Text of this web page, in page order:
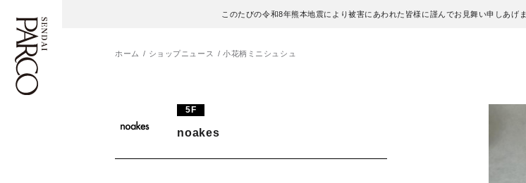
このたびの令和8年熊本地震により被害にあわれた皆様に謹んでお見舞い申しあげ
施設案内・アクセス
ホーム ショップニュース 小花柄ミニシュシュ
5F
noakes